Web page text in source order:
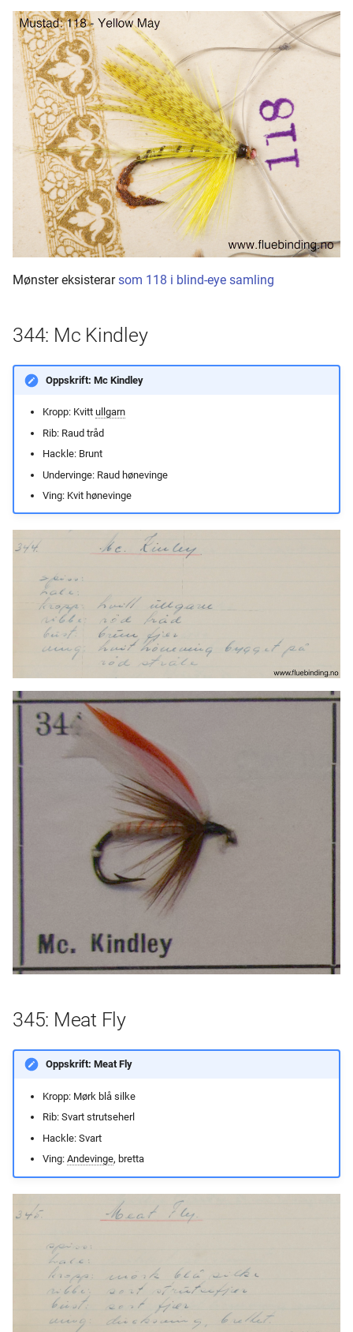
Mønster eksisterarsom 118 i blind-eye samling
344: Mc Kindley
Oppskrift: Mc Kindley
Kropp: Kvitt ullgarn
Rib: Raud tråd
Hackle: Brunt
Undervinge: Raud hønevinge
Ving: Kvit hønevinge
345: Meat Fly
Oppskrift: Meat Fly
Kropp: Mørk blå silke
Rib: Svart strutseherl
Hackle: Svart
Ving: Andevinge, bretta